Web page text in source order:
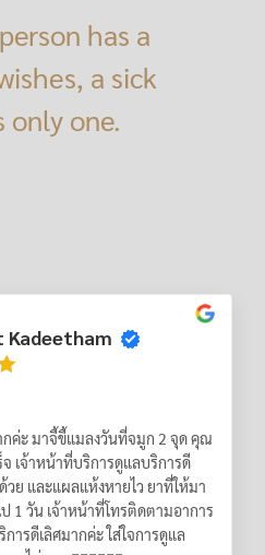
has a
a sick
only one.
Kadeetham
ค่ะ มาจี้ขี้แมลงวันที่จมูก 2 จุด คุณ
เจ้าหน้าที่บริการดูแลบริการดี
ย และแผลแห้งหายไว ยาที่ให้มา
1 วัน เจ้าหน้าที่โทรติดตามอาการ
ารดีเลิศมากค่ะ ใส่ใจการดูแล